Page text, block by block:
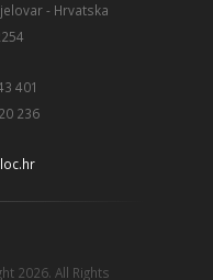
- Hrvatska
401
236
2026. All Rights